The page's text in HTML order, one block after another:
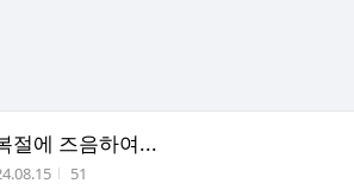
절에 즈음하여...
성시간 조회수
51